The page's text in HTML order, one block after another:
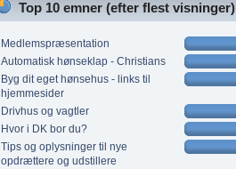
Top 10 emner (efter flest visninger)
Medlemspræsentation
Automatisk hønseklap - Christians
Byg dit eget hønsehus - links til
hjemmesider
Drivhus og vagtler
Hvor i DK bor du?
Tips og oplysninger til nye
opdrættere og udstillere